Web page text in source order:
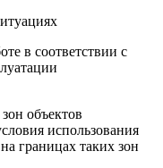
в соответствии с
объектов
использования
границах таких зон